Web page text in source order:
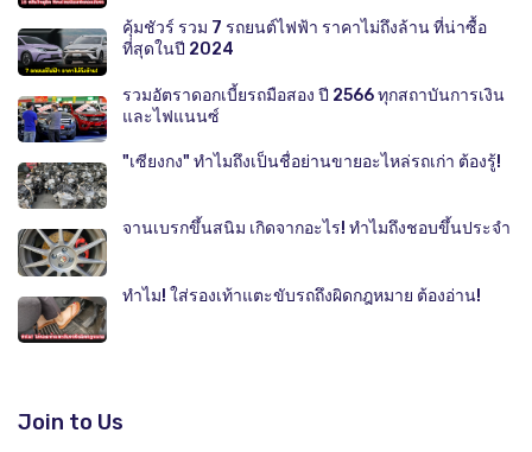
คุ้มชัวร์ รวม 7 รถยนต์ไฟฟ้า ราคาไม่ถึงล้าน ที่น่าซื้อ
ที่สุดในปี 2024
รวมอัตราดอกเบี้ยรถมือสอง ปี 2566 ทุกสถาบันการเงิน
และไฟแนนซ์
"เซียงกง" ทำไมถึงเป็นชื่อย่านขายอะไหล่รถเก่า ต้องรู้!
จานเบรกขึ้นสนิม เกิดจากอะไร! ทำไมถึงชอบขึ้นประจำ
ทำไม! ใส่รองเท้าแตะขับรถถึงผิดกฎหมาย ต้องอ่าน!
Join to Us